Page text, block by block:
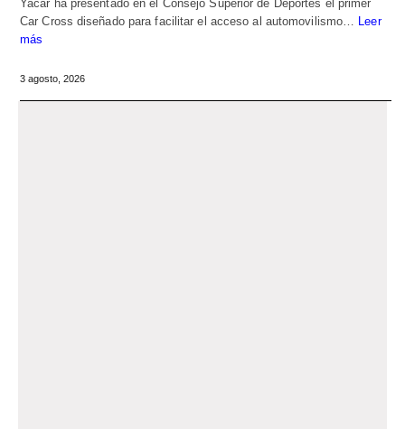
Yacar ha presentado en el Consejo Superior de Deportes el primer
Car Cross diseñado para facilitar el acceso al automovilismo…
Leer
más
3 agosto, 2026